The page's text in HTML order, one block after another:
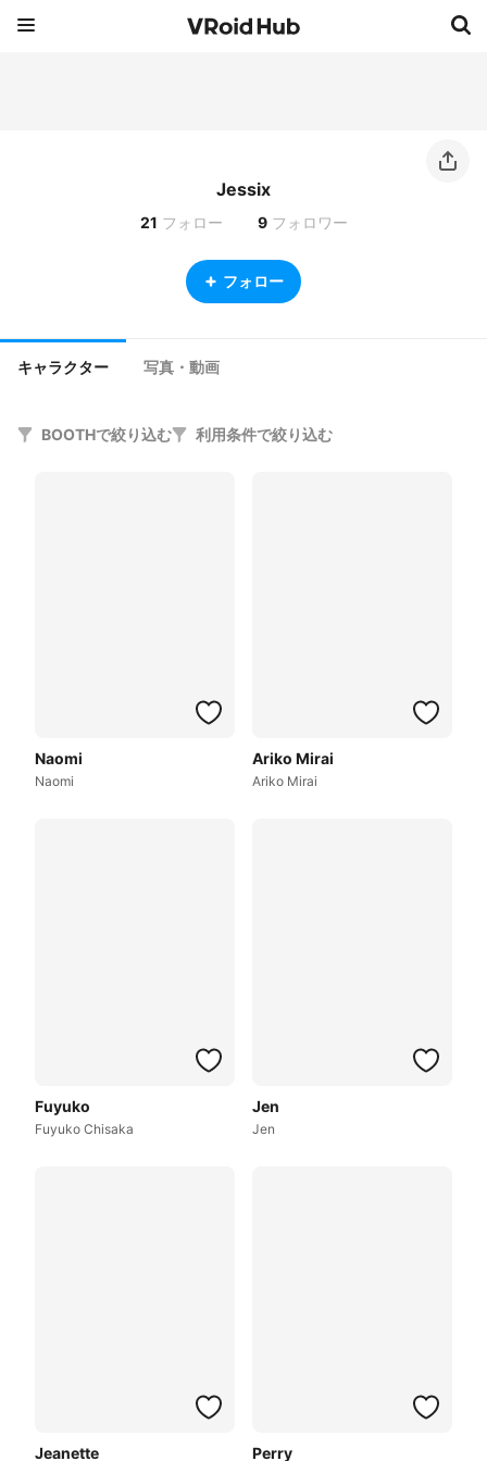
Jessix
21 フォロー 9 フォロワー
フォロー
キャラクター 写真・動画
BOOTHで絞り込む 利用条件で絞り込む
Naomi
Naomi
Ariko Mirai
Ariko Mirai
Fuyuko
Fuyuko Chisaka
Jen
Jen
Jeanette Perry